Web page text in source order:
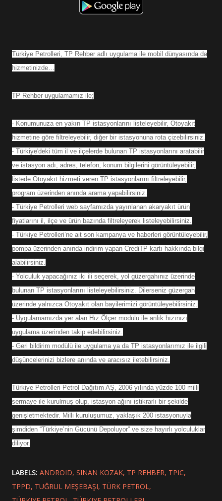
Türkiye Petrolleri, TP Rehber adlı uygulama ile mobil dünyasında da
hizmetinizde…
TP Rehber uygulamamız ile;
- Konumunuza en yakın TP istasyonlarını listeleyebilir, Otoyakıt
hizmetine göre filtreleyebilir, diğer bir istasyonuna rota çizebilirsiniz.
- Türkiye'deki tüm il ve ilçelerde bulunan TP istasyonlarını aratabilir
ve istasyon adı, adres, telefon, konum bilgilerini görüntüleyebilir,
listede Otoyakıt hizmeti veren TP istasyonlarını filtreleyebilir,
program üzerinden anında arama yapabilirsiniz.
- Türkiye Petrolleri web sayfamızda yayınlanan akaryakıt ürün
fiyatlarını il, ilçe ve ürün bazında filtreleyerek listeleyebilirsiniz.
- Türkiye Petrolleri’ne ait son kampanya ve haberleri görüntüleyebilir,
pompa üzerinden anında indirim yapan CrediTP kartı hakkında bilgi
alabilirsiniz.
- Yolculuk yapacağınız iki ili seçerek, yol güzergahınız üzerinde
bulunan TP istasyonlarını listeleyebilirsiniz. Dilerseniz güzergah
üzerinde yalnızca Otoyakıt olan bayilerimizi görüntüleyebilirsiniz.
- Uygulamamızda yer alan Hız Ölçer modülü ile anlık hızınızı
uygulama üzerinden takip edebilirsiniz.
- Geri bildirim modülü ile uygulama ya da TP istasyonlarımız ile ilgili
düşüncelerinizi bizlere anında ve aracısız iletebilirsiniz.
Türkiye Petrolleri Petrol Dağıtım AŞ, 2006 yılında yüzde 100 milli
sermaye ile kurulmuş olup, istasyon ağını istikrarlı bir şekilde
genişletmektedir. Milli kuruluşumuz, yaklaşık 200 istasyonuyla
şimdiden “Türkiye’nin Gücünü Depoluyor” ve size hayırlı yolculuklar
diliyor.
LABELS: ANDROID SINAN KOZAK TP REHBER TPIC
TPPD TUĞRUL MEŞEBAŞI TÜRK PETROL